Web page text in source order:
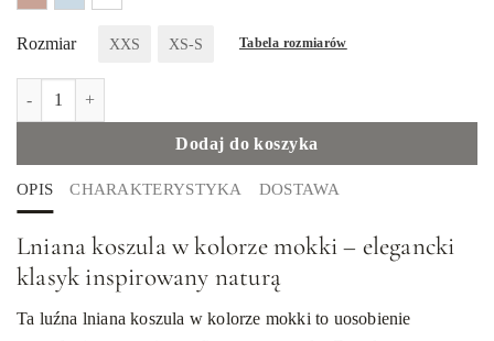
Rozmiar XXS XS-S Tabela rozmiarów
ilość Luźna koszula wykonana z lnu w kolorze mokka
Dodaj do koszyka
OPIS CHARAKTERYSTYKA DOSTAWA
Lniana koszula w kolorze mokki – elegancki
klasyk inspirowany naturą
Ta luźna lniana koszula w kolorze mokki to uosobienie